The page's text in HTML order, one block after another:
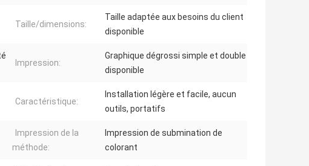
Taille/dimensions:
Taille adaptée aux besoins du client
disponible
Impression:
Graphique dégrossi simple et double
disponible
Caractéristique:
Installation légère et facile, aucun
outils, portatifs
Impression de la
méthode:
Impression de submination de
colorant